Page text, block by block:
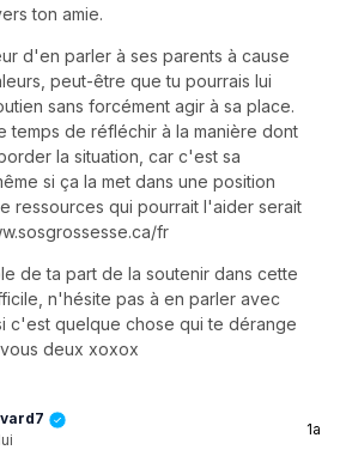
ton amie.
d'en parler à ses parents à cause
peut-être que tu pourrais lui
sans forcément agir à sa place.
temps de réfléchir à la manière dont
la situation, car c'est sa
si ça la met dans une position
ressources qui pourrait l'aider serait
fr
de ta part de la soutenir dans cette
n'hésite pas à en parler avec
c'est quelque chose qui te dérange
deux xoxox
1a